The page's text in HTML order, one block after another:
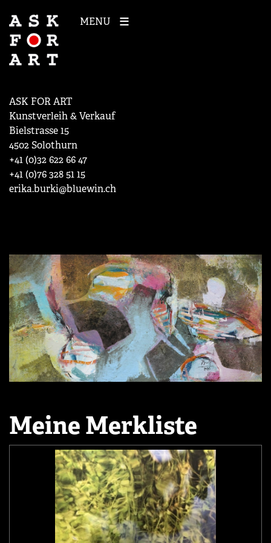
MENU
ASK FOR ART
Kunstverleih & Verkauf
Bielstrasse 15
4502 Solothurn
+41 (0)32 622 66 47
+41 (0)76 328 51 15
erika.burki@bluewin.ch
Meine Merkliste